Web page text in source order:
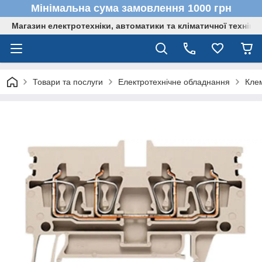
Мінімальна сума замовлення 1000 грн
Магазин електротехніки, автоматики та кліматичної техніки
Товари та послуги Електротехнічне обладнання